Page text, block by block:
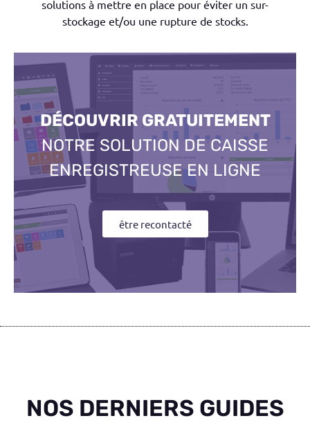
solutions à mettre en place pour éviter un sur-
stockage et/ou une rupture de stocks.
DÉCOUVRIR GRATUITEMENT
NOTRE SOLUTION DE CAISSE
ENREGISTREUSE EN LIGNE
être recontacté
NOS DERNIERS GUIDES